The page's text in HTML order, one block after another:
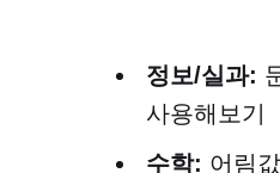
정보/실과:
사용해보기
수학: 어림